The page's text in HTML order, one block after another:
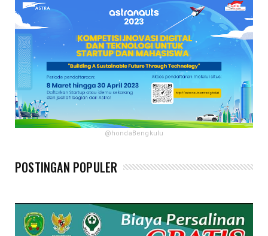
@hondaBengkulu
POSTINGAN POPULER